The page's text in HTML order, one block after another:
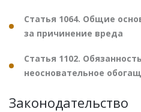
Статья 1064. Общие
за причинение вреда
Статья 1102.
неосновательное
Законодательство